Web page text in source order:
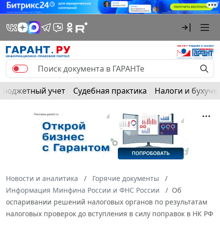
Бюджетный учет Судебная практика Налоги и
Новости и аналитика
Горячие документы
Информация Минфина России и ФНС России
Об
оспаривании решений налоговых органов по результатам
налоговых проверок до вступления в силу поправок в НК РФ